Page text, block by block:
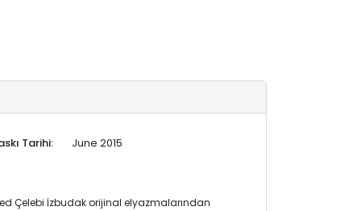
Tarihi:
June 2015
Çelebi İzbudak orijinal elyazmalarından